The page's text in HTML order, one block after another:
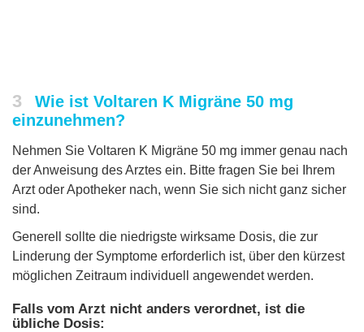
3
Wie ist Voltaren K Migräne 50 mg
einzunehmen?
Nehmen Sie Voltaren K Migräne 50 mg immer genau nach
der Anweisung des Arztes ein. Bitte fragen Sie bei Ihrem
Arzt oder Apotheker nach, wenn Sie sich nicht ganz sicher
sind.
Generell sollte die niedrigste wirksame Dosis, die zur
Linderung der Symptome erforderlich ist, über den kürzest
möglichen Zeitraum individuell angewendet werden.
Falls vom Arzt nicht anders verordnet, ist die
übliche Dosis: